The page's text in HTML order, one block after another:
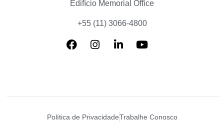
Edifício Memorial Office
+55 (11) 3066-4800
Política de PrivacidadeTrabalhe Conosco